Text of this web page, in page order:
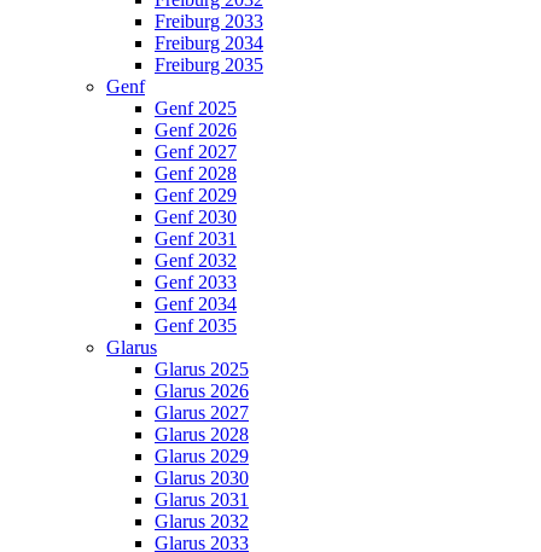
Freiburg 2033
Freiburg 2034
Freiburg 2035
Genf
Genf 2025
Genf 2026
Genf 2027
Genf 2028
Genf 2029
Genf 2030
Genf 2031
Genf 2032
Genf 2033
Genf 2034
Genf 2035
Glarus
Glarus 2025
Glarus 2026
Glarus 2027
Glarus 2028
Glarus 2029
Glarus 2030
Glarus 2031
Glarus 2032
Glarus 2033